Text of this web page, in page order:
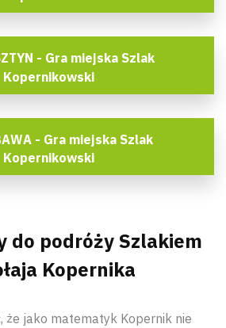
- Gra miejska Szlak
Kopernikowski
- Gra miejska Szlak
Kopernikowski
do podróży Szlakiem
Kopernika
że jako matematyk Kopernik nie